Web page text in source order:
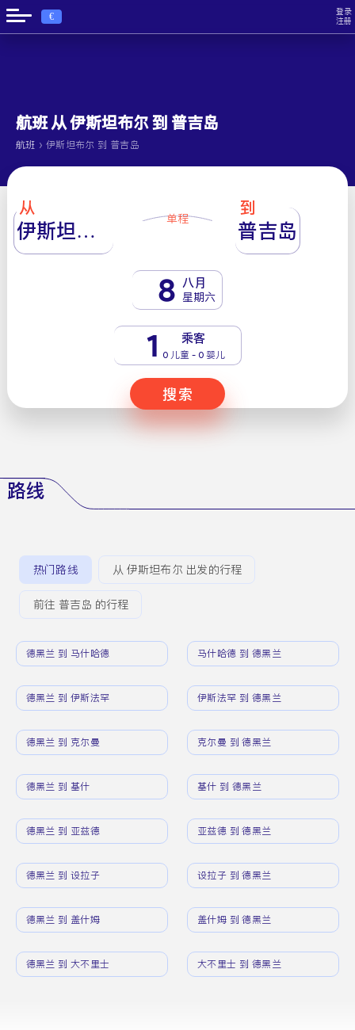
€
登录
注册
航班 从 伊斯坦布尔 到 普吉岛
航班 › 伊斯坦布尔 到 普吉岛
从
伊斯坦布尔 单程
到
普吉岛
8 八月
星期六
1 乘客
0 儿童 - 0 婴儿
搜索
路线
热门路线 从 伊斯坦布尔 出发的行程
前往 普吉岛 的行程
德黑兰 到 马什哈德 马什哈德 到 德黑兰
德黑兰 到 伊斯法罕 伊斯法罕 到 德黑兰
德黑兰 到 克尔曼 克尔曼 到 德黑兰
德黑兰 到 基什 基什 到 德黑兰
德黑兰 到 亚兹德 亚兹德 到 德黑兰
德黑兰 到 设拉子 设拉子 到 德黑兰
德黑兰 到 盖什姆 盖什姆 到 德黑兰
德黑兰 到 大不里士 大不里士 到 德黑兰